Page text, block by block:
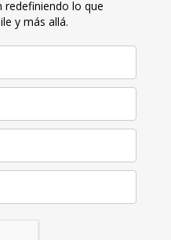
redefiniendo lo que
y más allá.